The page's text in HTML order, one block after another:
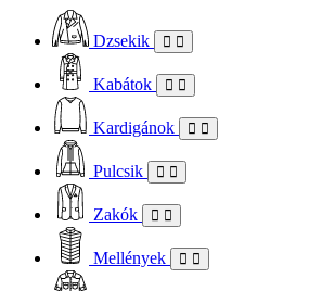
Dzsekik
Kabátok
Kardigánok
Pulcsik
Zakók
Mellények